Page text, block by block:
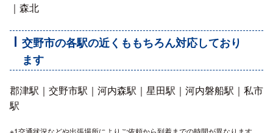
｜森北
交野市の各駅の近くももちろん対応しており
ます
郡津駅｜交野市駅｜河内森駅｜星田駅｜河内磐船駅｜私市
駅
※1交通状況などや出張場所によりご依頼から到着までの時間が異なります。